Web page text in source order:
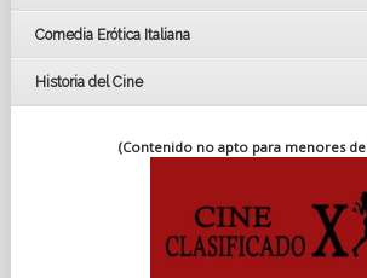
Comedia Erótica Italiana
Historia del Cine
(Contenido no apto para menores de